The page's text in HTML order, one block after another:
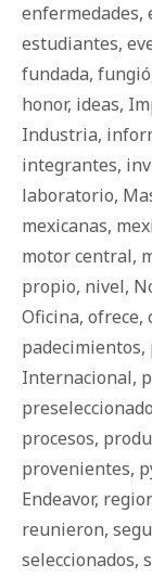
enfermedades,
estudiantes,
fundada, fungió
honor, ideas,
Industria,
integrantes,
laboratorio,
mexicanas,
motor central,
propio, nivel,
Oficina, ofrece,
padecimientos,
Internacional,
preseleccionado
procesos,
provenientes,
Endeavor,
reunieron,
seleccionados,